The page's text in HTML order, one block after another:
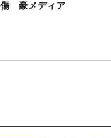
傷 豪メディア